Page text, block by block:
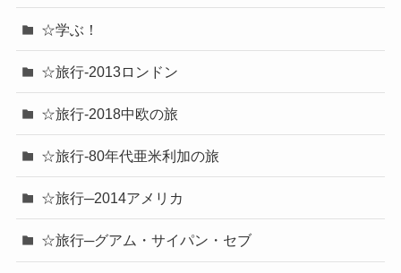
☆学ぶ！
☆旅行-2013ロンドン
☆旅行-2018中欧の旅
☆旅行-80年代亜米利加の旅
☆旅行─2014アメリカ
☆旅行─グアム・サイパン・セブ